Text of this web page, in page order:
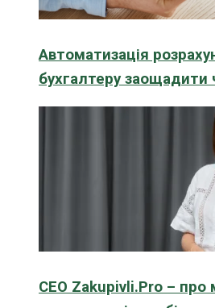
Автоматизація
бухгалтеру заощадити
CEO Zakupivli.Pro – про